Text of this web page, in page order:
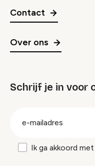
Contact
Over ons
Schrijf je in voor
Ik ga akkoord